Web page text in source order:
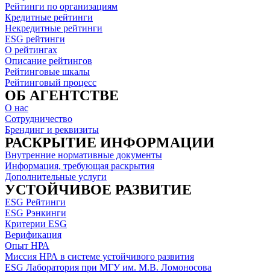
Рейтинги по организациям
Кредитные рейтинги
Некредитные рейтинги
ESG рейтинги
О рейтингах
Описание рейтингов
Рейтинговые шкалы
Рейтинговый процесс
ОБ АГЕНТСТВЕ
О нас
Сотрудничество
Брендинг и реквизиты
РАСКРЫТИЕ ИНФОРМАЦИИ
Внутренние нормативные документы
Информация, требующая раскрытия
Дополнительные услуги
УСТОЙЧИВОЕ РАЗВИТИЕ
ESG Рейтинги
ESG Рэнкинги
Критерии ESG
Верификация
Опыт НРА
Миссия НРА в системе устойчивого развития
ESG Лаборатория при МГУ им. М.В. Ломоносова